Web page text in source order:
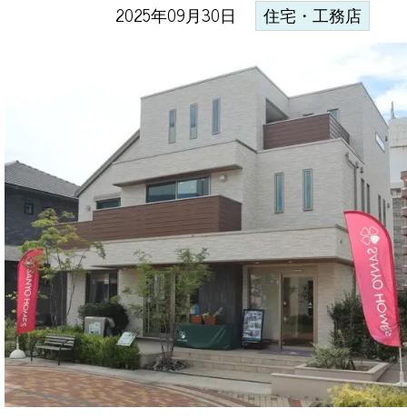
2025年09月30日 住宅・工務店